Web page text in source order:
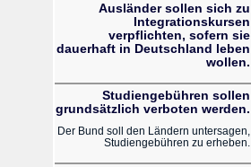
Ausländer sollen sich zu
Integrationskursen
verpflichten, sofern sie
dauerhaft in Deutschland leben
wollen.
Studiengebühren sollen
grundsätzlich verboten werden.
Der Bund soll den Ländern untersagen,
Studiengebühren zu erheben.